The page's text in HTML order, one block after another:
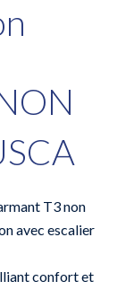
T3 non
avec escalier
confort et